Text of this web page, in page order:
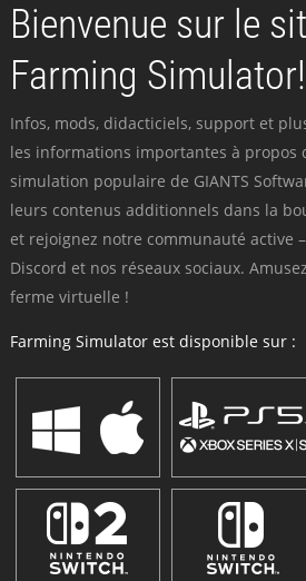
Bienvenue sur le
Farming Simulator!
Infos, mods, didacticiels, support et
les informations importantes à propos
simulation populaire de GIANTS
leurs contenus additionnels dans la
et rejoignez notre communauté active
Discord et nos réseaux sociaux.
ferme virtuelle !
Farming Simulator est disponible sur :